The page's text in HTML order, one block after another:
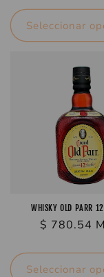
oferta
Seleccionar
WHISKY OLD PARR
Precio
$ 780.54
Seleccionar